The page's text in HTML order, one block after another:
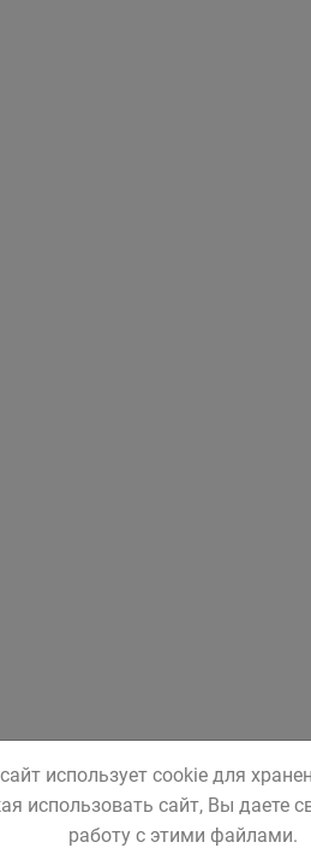
использует cookie для
использовать сайт, Вы даете
работу с этими файлами.